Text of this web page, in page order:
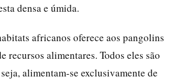
densa e úmida.
africanos oferece aos pangolins
recursos alimentares. Todos eles são
alimentam-se exclusivamente de